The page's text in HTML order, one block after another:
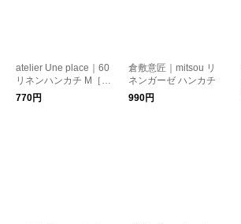
atelier Une place｜60
リネンハンカチ M［ギ
フト/贈り物］
770円
倉敷意匠｜mitsou リ
ネンガーゼ ハンカチ
990円